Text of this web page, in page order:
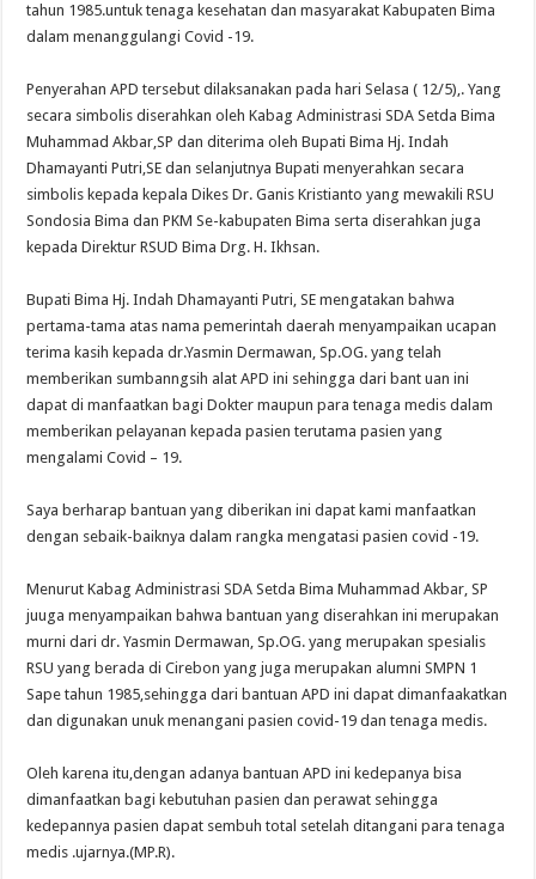
tahun 1985.untuk tenaga kesehatan dan masyarakat Kabupaten Bima
dalam menanggulangi Covid -19.
Penyerahan APD tersebut dilaksanakan pada hari Selasa ( 12/5),. Yang
secara simbolis diserahkan oleh Kabag Administrasi SDA Setda Bima
Muhammad Akbar,SP dan diterima oleh Bupati Bima Hj. Indah
Dhamayanti Putri,SE dan selanjutnya Bupati menyerahkan secara
simbolis kepada kepala Dikes Dr. Ganis Kristianto yang mewakili RSU
Sondosia Bima dan PKM Se-kabupaten Bima serta diserahkan juga
kepada Direktur RSUD Bima Drg. H. Ikhsan.
Bupati Bima Hj. Indah Dhamayanti Putri, SE mengatakan bahwa
pertama-tama atas nama pemerintah daerah menyampaikan ucapan
terima kasih kepada dr.Yasmin Dermawan, Sp.OG. yang telah
memberikan sumbanngsih alat APD ini sehingga dari bant uan ini
dapat di manfaatkan bagi Dokter maupun para tenaga medis dalam
memberikan pelayanan kepada pasien terutama pasien yang
mengalami Covid – 19.
Saya berharap bantuan yang diberikan ini dapat kami manfaatkan
dengan sebaik-baiknya dalam rangka mengatasi pasien covid -19.
Menurut Kabag Administrasi SDA Setda Bima Muhammad Akbar, SP
juuga menyampaikan bahwa bantuan yang diserahkan ini merupakan
murni dari dr. Yasmin Dermawan, Sp.OG. yang merupakan spesialis
RSU yang berada di Cirebon yang juga merupakan alumni SMPN 1
Sape tahun 1985,sehingga dari bantuan APD ini dapat dimanfaakatkan
dan digunakan unuk menangani pasien covid-19 dan tenaga medis.
Oleh karena itu,dengan adanya bantuan APD ini kedepanya bisa
dimanfaatkan bagi kebutuhan pasien dan perawat sehingga
kedepannya pasien dapat sembuh total setelah ditangani para tenaga
medis .ujarnya.(MP.R).